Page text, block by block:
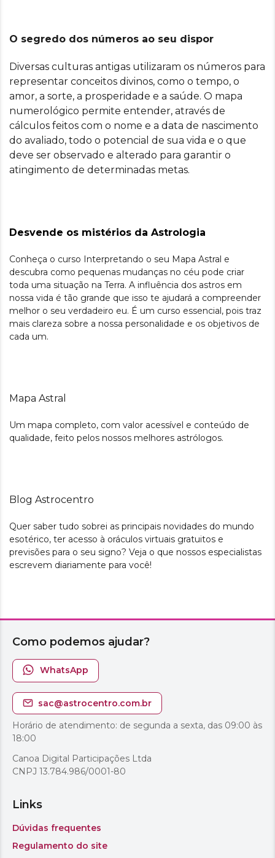
O segredo dos números ao seu dispor
Diversas culturas antigas utilizaram os números para
representar conceitos divinos, como o tempo, o
amor, a sorte, a prosperidade e a saúde. O mapa
numerológico permite entender, através de
cálculos feitos com o nome e a data de nascimento
do avaliado, todo o potencial de sua vida e o que
deve ser observado e alterado para garantir o
atingimento de determinadas metas.
Desvende os mistérios da Astrologia
Conheça o curso Interpretando o seu Mapa Astral e
descubra como pequenas mudanças no céu pode criar
toda uma situação na Terra. A influência dos astros em
nossa vida é tão grande que isso te ajudará a compreender
melhor o seu verdadeiro eu. É um curso essencial, pois traz
mais clareza sobre a nossa personalidade e os objetivos de
cada um.
Mapa Astral
Um mapa completo, com valor acessível e conteúdo de
qualidade, feito pelos nossos melhores astrólogos.
Blog Astrocentro
Quer saber tudo sobrei as principais novidades do mundo
esotérico, ter acesso à oráculos virtuais gratuitos e
previsões para o seu signo? Veja o que nossos especialistas
escrevem diariamente para você!